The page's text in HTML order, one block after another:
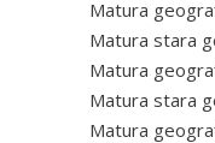
Matura
Matura stara
Matura
Matura stara
Matura